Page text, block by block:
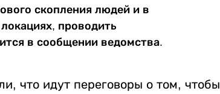
скопления людей и в
проводить
в сообщении ведомства.
что идут переговоры о том, чтобы